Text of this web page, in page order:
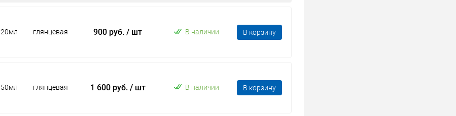
20мл глянцевая 900 руб. / шт В наличии В корзину
50мл глянцевая 1 600 руб. / шт В наличии В корзину